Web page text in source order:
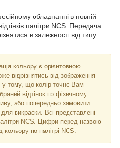
обладнанні в повній
палітри NCS. Передача
в залежності від типу
кольору є орієнтовною.
відрізнятись від зображення
у тому, що колір точно Вам
відтінок по фізичному
або попередньо замовити
викраски. Всі представлені
NCS. Цифри перед назвою
по палітрі NCS.